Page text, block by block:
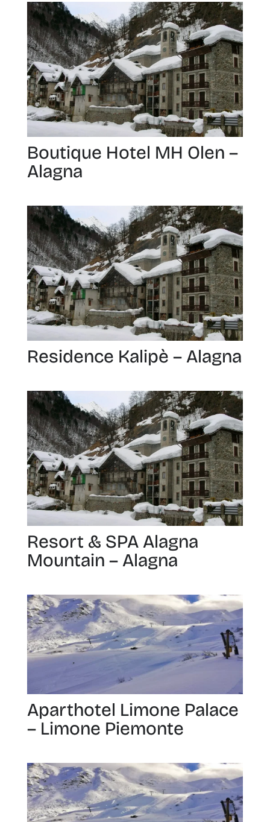
Boutique Hotel MH Olen –
Alagna
Residence Kalipè – Alagna
Resort & SPA Alagna
Mountain – Alagna
Aparthotel Limone Palace
– Limone Piemonte